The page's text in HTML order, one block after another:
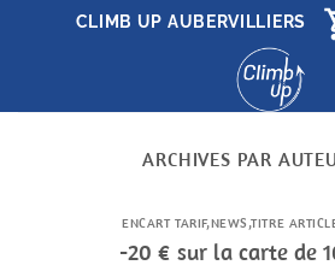
CLIMB UP AUBERVILLIERS
ARCHIVES PAR
ENCART TARIF,NEWS ,TITRE
-20 € sur la carte de